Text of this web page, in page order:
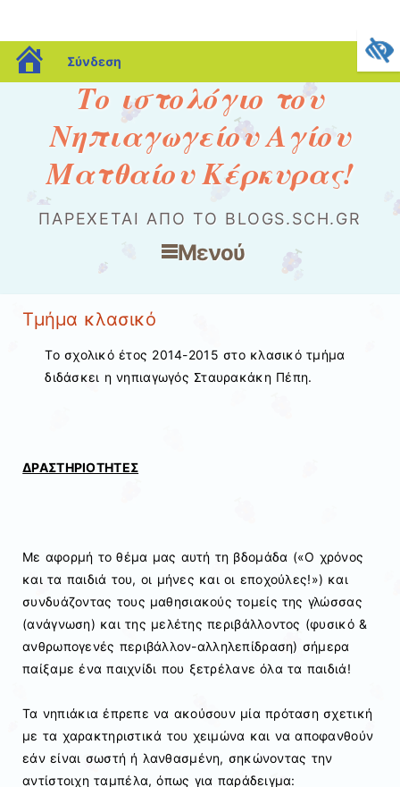
blogs.sch.gr
Σύνδεση
Το ιστολόγιο του
Νηπιαγωγείου Αγίου
Ματθαίου Κέρκυρας!
ΠΑΡΈΧΕΤΑΙ ΑΠΌ ΤΟ BLOGS.SCH.GR
Μενού
Τμήμα κλασικό
Το σχολικό έτος 2014-2015 στο κλασικό τμήμα
διδάσκει η νηπιαγωγός Σταυρακάκη Πέπη.
ΔΡΑΣΤΗΡΙΟΤΗΤΕΣ
Με αφορμή το θέμα μας αυτή τη βδομάδα («Ο χρόνος
και τα παιδιά του, οι μήνες και οι εποχούλες!») και
συνδυάζοντας τους μαθησιακούς τομείς της γλώσσας
(ανάγνωση) και της μελέτης περιβάλλοντος (φυσικό &
ανθρωπογενές περιβάλλον-αλληλεπίδραση) σήμερα
παίξαμε ένα παιχνίδι που ξετρέλανε όλα τα παιδιά!
Τα νηπιάκια έπρεπε να ακούσουν μία πρόταση σχετική
με τα χαρακτηριστικά του χειμώνα και να αποφανθούν
εάν είναι σωστή ή λανθασμένη, σηκώνοντας την
αντίστοιχη ταμπέλα, όπως για παράδειγμα: